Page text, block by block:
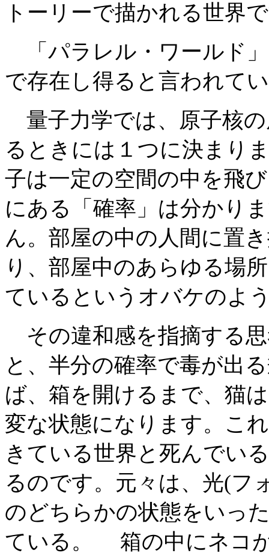
トーリーで描かれる世界
「パラレル・ワールド
で存在し得ると言われて
量子力学では、原子核
るときには１つに決まり
子は一定の空間の中を飛
にある「確率」は分かり
ん。部屋の中の人間に置
り、部屋中のあらゆる場
ているというオバケのよ
その違和感を指摘する
と、半分の確率で毒が出
ば、箱を開けるまで、猫
変な状態になります。こ
きている世界と死んでい
るのです。元々は、光(フ
のどちらかの状態をいっ
ている。 箱の中にネコ